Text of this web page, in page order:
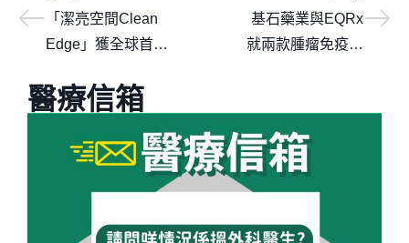
「潔亮空間Clean
Edge」獲全球首個
認證
基石藥業與EQRx
就兩款腫瘤免疫治
1單抗）達成全球
戰略合作
醫療信箱